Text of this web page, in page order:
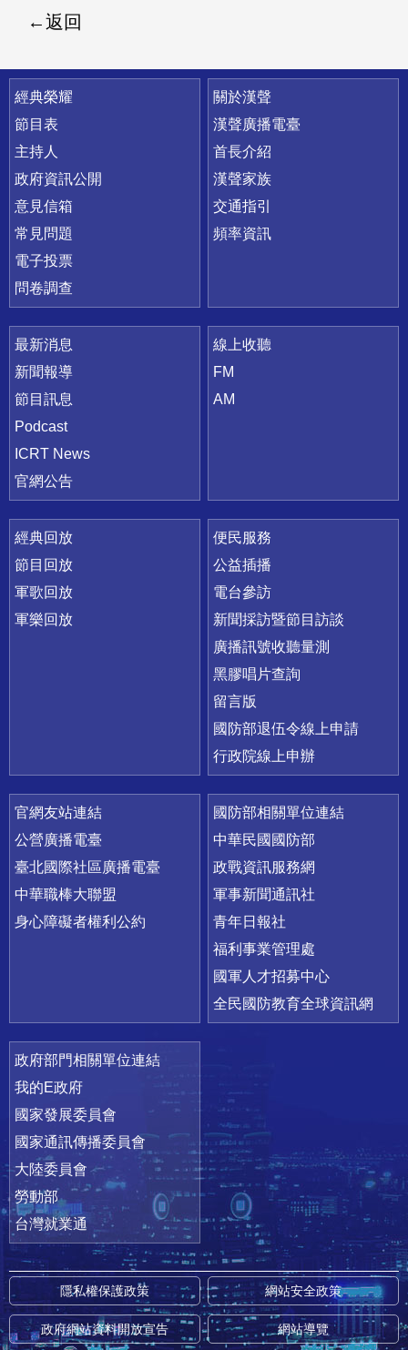
返回
快速連結
經典榮耀
節目表
主持人
政府資訊公開
意見信箱
常見問題
電子投票
問卷調查
關於漢聲
漢聲廣播電臺
首長介紹
漢聲家族
交通指引
頻率資訊
最新消息
新聞報導
節目訊息
Podcast
ICRT News
官網公告
線上收聽
FM
AM
經典回放
節目回放
軍歌回放
軍樂回放
便民服務
公益插播
電台參訪
新聞採訪暨節目訪談
廣播訊號收聽量測
黑膠唱片查詢
留言版
國防部退伍令線上申請
行政院線上申辦
官網友站連結
公營廣播電臺
臺北國際社區廣播電臺
中華職棒大聯盟
身心障礙者權利公約
國防部相關單位連結
中華民國國防部
政戰資訊服務網
軍事新聞通訊社
青年日報社
福利事業管理處
國軍人才招募中心
全民國防教育全球資訊網
政府部門相關單位連結
我的E政府
國家發展委員會
國家通訊傳播委員會
大陸委員會
勞動部
台灣就業通
隱私權保護政策 網站安全政策
政府網站資料開放宣告 網站導覽